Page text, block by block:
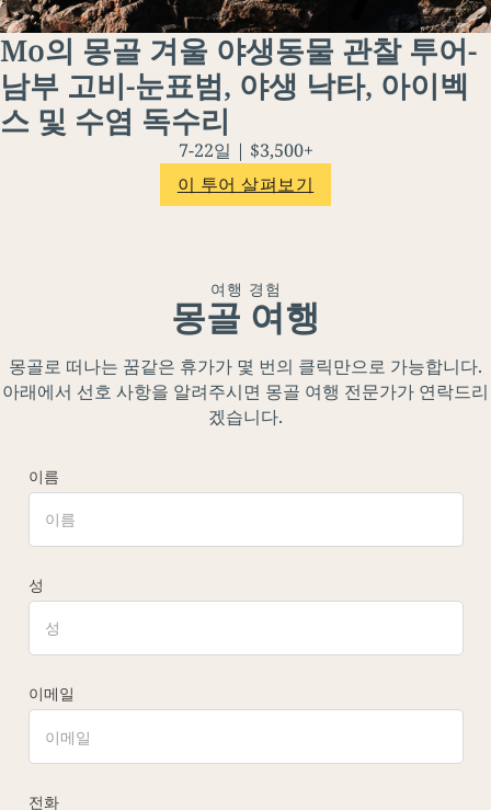
Mo의 몽골 겨울 야생동물 관찰 투어-
남부 고비-눈표범, 야생 낙타, 아이벡
스 및 수염 독수리
7-22일 | $3,500+
이 투어 살펴보기
몽골 여행
여행 경험
몽골로 떠나는 꿈같은 휴가가 몇 번의 클릭만으로 가능합니다.
아래에서 선호 사항을 알려주시면 몽골 여행 전문가가 연락드리
겠습니다.
이름
성
이메일
전화